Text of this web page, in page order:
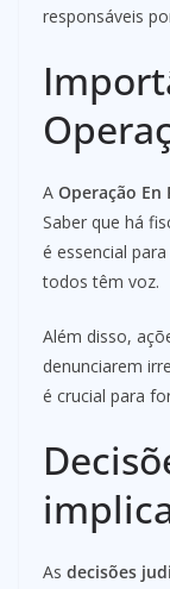
responsáveis
A Operação En
Saber que há
é essencial
todos têm voz.
Além disso,
denunciarem
é crucial para
As decisões